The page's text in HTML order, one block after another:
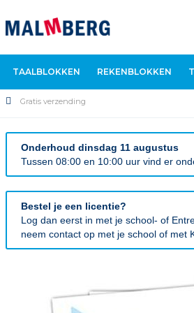
TAALBLOKKEN REKENBLOKKEN
Gratis verzending
Onderhoud dinsdag 11 augustus
Tussen 08:00 en 10:00 uur vind er
Bestel je een licentie?
Log dan eerst in met je school- of
neem contact op met je school of met